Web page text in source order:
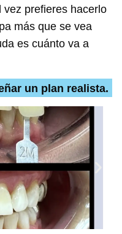
vez prefieres hacerlo
más que se vea
es cuánto va a
un plan realista.